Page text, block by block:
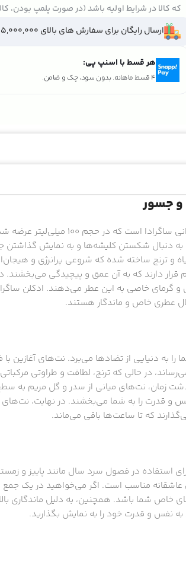
که کالا در شرایط اولیه باشد (در صورت پلمپ بودن،
ارسال رایگان برای سفارش های بالای 5,000,000 تومان
هر قسط با اسنپ پی:
4 قسط ماهانه. بدون سود، چک و ضامن.
و جسور
ادکلن ساگرادا بد بوی، عطری منحصر به فرد و اغواگر از برند
دنبال شکستن کلیشه‌ها و به نمایش گذاشتن
و ترنج ساخته شده که شروعی پرانرژی و
قرار دارند که به آن عمق و پیچیدگی می‌بخشند.
و گرمای خاصی به این عطر می‌دهند. ادکلن
عطری خاص و ماندگار هستند.
را به دنیایی از تضادها می‌برد. نت‌های آغازین
در حالی که ترنج، لطافت و طراوتی مرکباتی
زمان، نت‌های میانی از سدر و گل مریم به
قدرت را به شما می‌بخشند. در نهایت، نت‌های
که تا ساعت‌ها باقی می‌ماند.
استفاده در فصول سرد سال مانند پاییز و
مناسب است. اگر می‌خواهید در یک جمع
خاص شما باشد. همچنین، به دلیل ماندگاری
به نفس و قدرت خود را به نمایش بگذارید.